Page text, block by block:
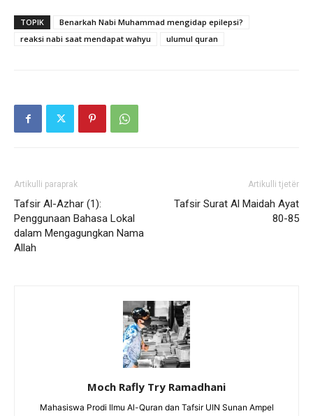
TOPIK
Benarkah Nabi Muhammad mengidap epilepsi?
reaksi nabi saat mendapat wahyu
ulumul quran
Artikulli paraprak
Tafsir Al-Azhar (1):
Penggunaan Bahasa Lokal
dalam Mengagungkan Nama
Allah
Artikulli tjetër
Tafsir Surat Al Maidah Ayat
80-85
Moch Rafly Try Ramadhani
Mahasiswa Prodi Ilmu Al-Quran dan Tafsir UIN Sunan Ampel